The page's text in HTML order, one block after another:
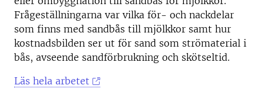
Frågeställningarna var vilka för- och nackdelar
som finns med sandbås till mjölkkor samt hur
kostnadsbilden ser ut för sand som strömaterial i
bås, avseende sandförbrukning och skötseltid.
Läs hela arbetet